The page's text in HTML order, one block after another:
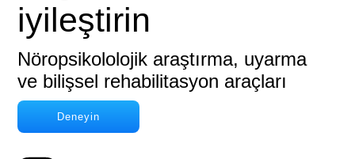
iyileştirin
Nöropsikololojik araştırma, uyarma
ve bilişsel rehabilitasyon araçları
Deneyin